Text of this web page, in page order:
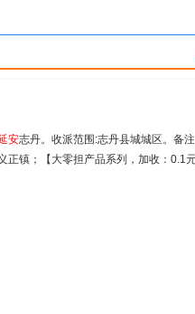
安志丹。收派范围:志丹县城城区。备
正镇；【大零担产品系列，加收：0.1